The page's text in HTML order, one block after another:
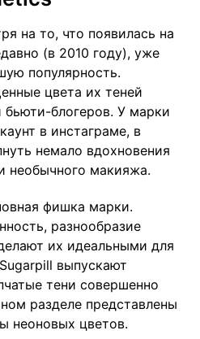
на то, что появилась на
(в 2010 году), уже
популярность.
цвета их теней
блогеров. У марки
в инстаграме, в
немало вдохновения
необычного макияжа.
фишка марки.
разнообразие
их идеальными для
выпускают
тени совершенно
разделе представлены
неоновых цветов.